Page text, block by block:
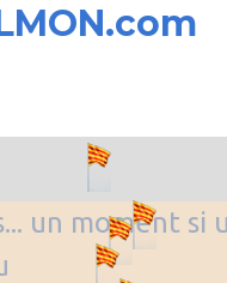
un moment si